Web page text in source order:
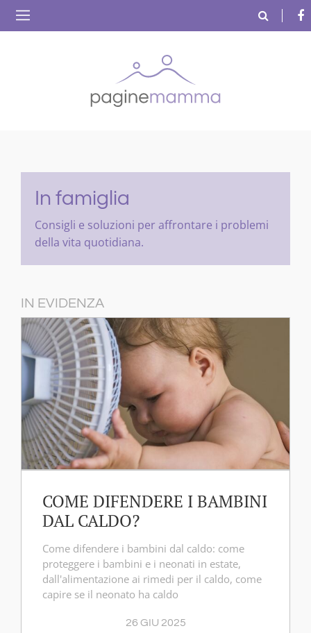
In famiglia
Consigli e soluzioni per affrontare i problemi
della vita quotidiana.
IN EVIDENZA
COME DIFENDERE I BAMBINI
DAL CALDO?
Come difendere i bambini dal caldo: come
proteggere i bambini e i neonati in estate,
dall'alimentazione ai rimedi per il caldo, come
capire se il neonato ha caldo
26 GIU 2025